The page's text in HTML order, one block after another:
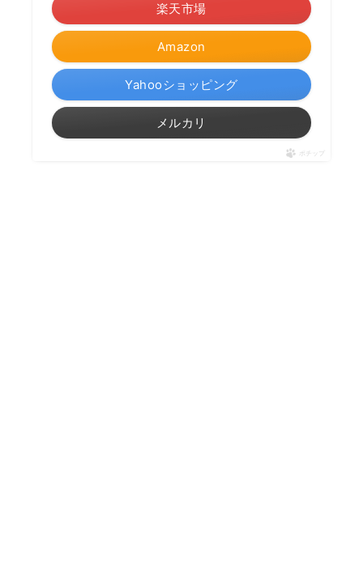
Amazon
楽天市場
Yahooショッピング
メルカリ
ポチップ